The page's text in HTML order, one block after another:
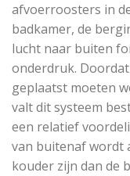
afvoerroosters in
badkamer, de
lucht naar buiten
onderdruk.
geplaatst moeten
valt dit systeem
een relatief
van buitenaf wordt
kouder zijn dan de